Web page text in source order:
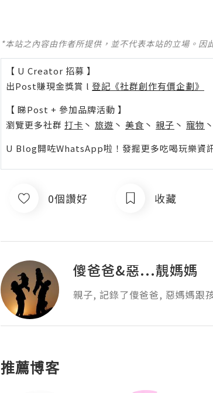
*本站之內容由作者所提供，並不代表本站的立場。
【 U Creator 招募 】
出Post賺現金獎賞 l 登記《社群創作有價企劃》
【 睇Post + 參加品牌活動 】
瀏覽更多社群 打卡 丶 旅遊 丶 美食 丶 親子 丶 寵物 丶
U Blog開咗WhatsApp啦！發掘更多吃喝玩樂資
0個讚好 收藏
傻爸爸&惡...靚媽媽
親子, 記錄了傻爸爸, 惡媽媽跟
推薦博客